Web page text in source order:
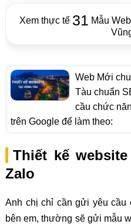
Xem thực tế 31 Mẫu
Web Mới
Tàu chuẩn
cầu chức
trên Google để làm theo:
Thiết kế
Zalo
Anh chị chỉ cần gửi yêu cầu
bên em, thường sẽ gửi mẫu